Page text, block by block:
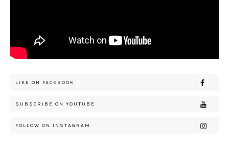
LIKE ON FACEBOOK
SUBSCRIBE ON YOUTUBE
FOLLOW ON INSTAGRAM